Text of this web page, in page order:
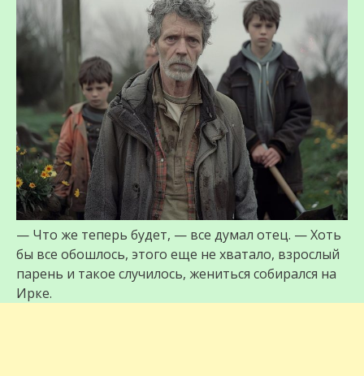
— Что же теперь будет, — все думал отец. — Хоть
бы все обошлось, этого еще не хватало, взрослый
парень и такое случилось, жениться собирался на
Ирке.